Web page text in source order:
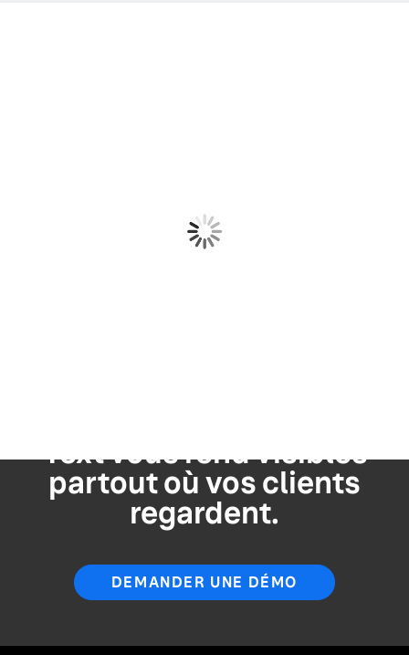
Yext vous rend visibles
partout où vos clients
regardent.
DEMANDER UNE DÉMO